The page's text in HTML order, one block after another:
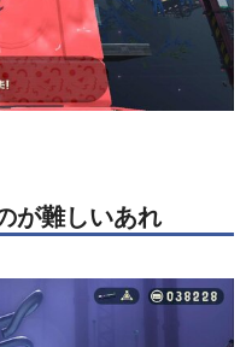
が難しいあれ